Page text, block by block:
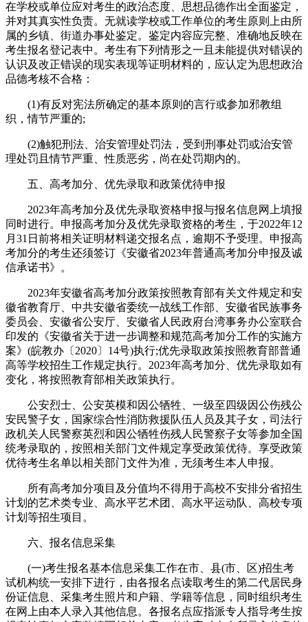
在学校或单位应对考生的政治态度、思想品德作出全面鉴定，
并对其真实性负责。无就读学校或工作单位的考生原则上由所
属的乡镇、街道办事处鉴定。鉴定内容应完整、准确地反映在
考生报名登记表中。考生有下列情形之一且未能提供对错误的
认识及改正错误的现实表现等证明材料的，应认定为思想政治
品德考核不合格：
(1)有反对宪法所确定的基本原则的言行或参加邪教组
织，情节严重的;
(2)触犯刑法、治安管理处罚法，受到刑事处罚或治安管
理处罚且情节严重、性质恶劣，尚在处罚期内的。
五、高考加分、优先录取和政策优待申报
2023年高考加分及优先录取资格申报与报名信息网上填报
同时进行。申报高考加分及优先录取资格的考生，于2022年12
月31日前将相关证明材料递交报名点，逾期不予受理。申报高
考加分的考生还须签订《安徽省2023年普通高考加分申报及诚
信承诺书》。
2023年安徽省高考加分政策按照教育部有关文件规定和安
徽省教育厅、中共安徽省委统一战线工作部、安徽省民族事务
委员会、安徽省公安厅、安徽省人民政府台湾事务办公室联合
印发的《安徽省关于进一步调整和规范高考加分工作的实施方
案》(皖教办〔2020〕14号)执行;优先录取政策按照教育部普通
高等学校招生工作规定执行。2023年高考加分、优先录取如有
变化，将按照教育部相关政策执行。
公安烈士、公安英模和因公牺牲、一级至四级因公伤残公
安民警子女，国家综合性消防救援队伍人员及其子女，司法行
政机关人民警察英烈和因公牺牲伤残人民警察子女等参加全国
统考录取的，按照相关部门文件规定享受政策优待。享受政策
优待考生名单以相关部门文件为准，无须考生本人申报。
所有高考加分项目及分值均不得用于高校不安排分省招生
计划的艺术类专业、高水平艺术团、高水平运动队、高校专项
计划等招生项目。
六、报名信息采集
(一)考生报名基本信息采集工作在市、县(市、区)招生考
试机构统一安排下进行，由各报名点读取考生的第二代居民身
份证信息、采集考生照片和户籍、学籍等信息，同时组织考生
在网上由本人录入其他信息。各报名点应指派专人指导考生按